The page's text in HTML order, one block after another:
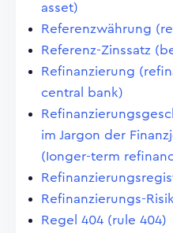
asset)
Referenzwährung
Referenz-Zinssatz
Refinanzierung
central bank)
im Jargon der
(Ionger-term
Refinanzierungs-
Regel 404 (rule 404)